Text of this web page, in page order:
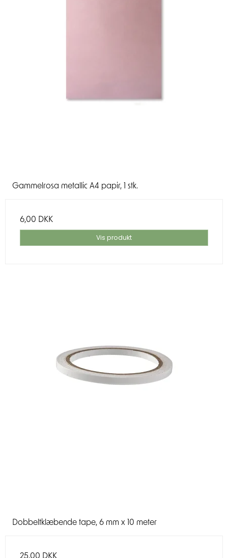
Gammelrosa metallic A4 papir, 1 stk.
6,00 DKK
Vis produkt
Dobbeltklæbende tape, 6 mm x 10 meter